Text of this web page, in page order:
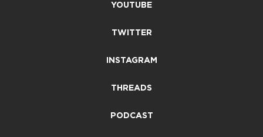
YOUTUBE
TWITTER
INSTAGRAM
THREADS
PODCAST